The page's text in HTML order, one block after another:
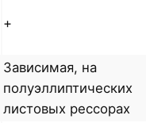
+
Зависимая, на
полуэллиптических
листовых рессорах